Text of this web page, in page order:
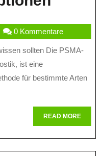
PSMA-
Ein
Über
Und
0 Kommentare
ist eine
für bestimmte Arten
READ MOREREAD
MORE